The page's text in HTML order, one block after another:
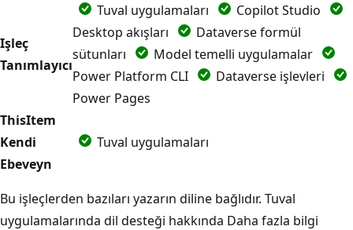
Işleç
Tanımlayıcı
Tuval uygulamaları
Copilot Studio
Desktop akışları
Dataverse formül
sütunları
Model temelli uygulamalar
Power Platform CLI
Dataverse işlevleri
Power Pages
ThisItem
Kendi
Ebeveyn
Tuval uygulamaları
Bu işleçlerden bazıları yazarın diline bağlıdır. Tuval
uygulamalarında dil desteği hakkında Daha fazla bilgi